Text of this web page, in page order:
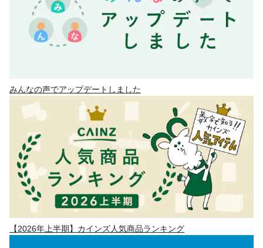
みんなの声でアップデートしました
【2026年上半期】カインズ人気商品ランキング